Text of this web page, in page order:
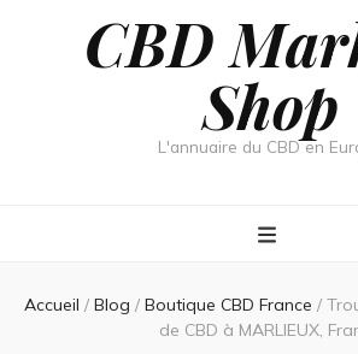
CBD
Shop
L'annuaire du CBD en
Accueil / Blog / Boutique CBD France /
de CBD à MARLIEUX,